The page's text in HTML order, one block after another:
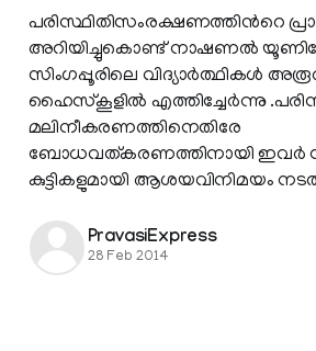
പരിസ്ഥിതിസംരക്ഷണത്തിന്‍റെ
അറിയിച്ചുകൊണ്ട്‌ നാഷണല്‍
സിംഗപ്പൂരിലെ വിദ്യാര്‍ത്ഥികള്‍
ഹൈസ്കൂളില്‍ എത്തിച്ചേര്‍ന്നു
മലിനീകരണത്തിനെതിരേ
ബോധവത്കരണത്തിനായി ഇവര്‍
കുട്ടികളുമായി ആശയവിനിമയം
PravasiExpress
28 Feb 2014